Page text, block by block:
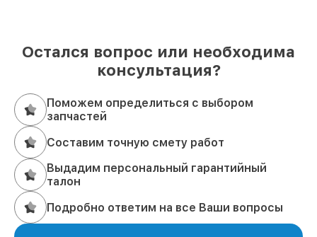
Остался вопрос или необходима
консультация?
Поможем определиться с выбором
запчастей
Составим точную смету работ
Выдадим персональный гарантийный
талон
Подробно ответим на все Ваши вопросы